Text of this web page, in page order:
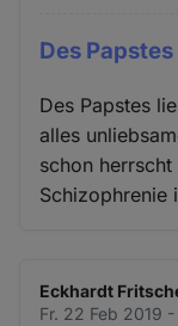
Des
Des Papstes
alles
schon
Schizophrenie
Eckhardt
Fr. 22 Feb 2019 -